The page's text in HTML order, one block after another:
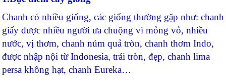
Chanh có nhiều giống, các giống thường gặp như: chanh
giấy được nhiều người ưa chuộng vì mỏng vỏ, nhiều
nước, vị thơm, chanh núm quả tròn, chanh thơm Indo,
được nhập nội từ Indonesia, trái tròn, đẹp, chanh lima
persa không hạt, chanh Eureka…